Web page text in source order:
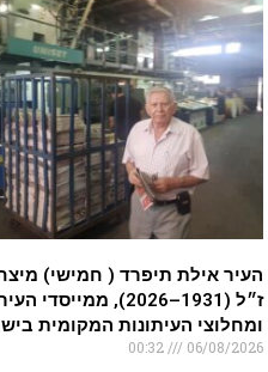
העיר אילת תיפרד ( חמישי)
ז״ל (1931–2026),
ומחלוצי העיתונות המקומית
06/08/2026